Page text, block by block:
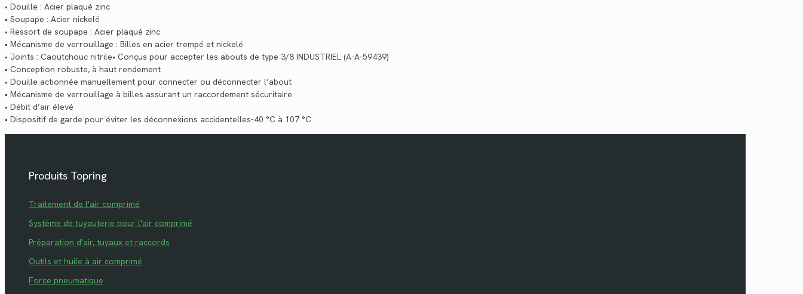
• Douille : Acier plaqué zinc
• Soupape : Acier nickelé
• Ressort de soupape : Acier plaqué zinc
• Mécanisme de verrouillage : Billes en acier trempé et nickelé
• Joints : Caoutchouc nitrile• Conçus pour accepter les abouts de type 3/8 INDUSTRIEL (A-A-59439)
• Conception robuste, à haut rendement
• Douille actionnée manuellement pour connecter ou déconnecter l’about
• Mécanisme de verrouillage à billes assurant un raccordement sécuritaire
• Débit d’air élevé
• Dispositif de garde pour éviter les déconnexions accidentelles-40 °C à 107 °C
Produits Topring
Traitement de l'air comprimé
Système de tuyauterie pour l'air comprimé
Préparation d'air, tuyaux et raccords
Outils et huile à air comprimé
Force pneumatique